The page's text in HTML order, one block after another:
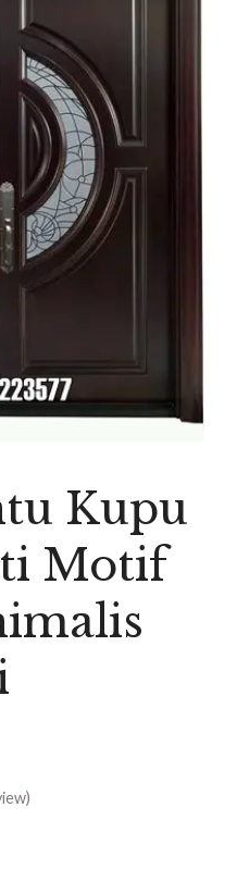
Kupu
Motif